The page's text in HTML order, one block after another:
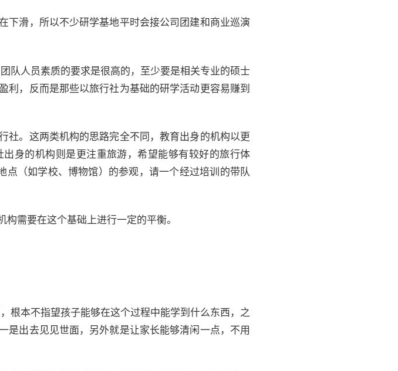
下滑，所以不少研学基地平时会接公司团建和商业巡演
队人员素质的要求是很高的，至少要是相关专业的硕士
，反而是那些以旅行社为基础的研学活动更容易赚到
社。这两类机构的思路完全不同，教育出身的机构以更
身的机构则是更注重旅游，希望能够有较好的旅行体
（如学校、博物馆）的参观，请一个经过培训的带队
需要在这个基础上进行一定的平衡。
根本不指望孩子能够在这个过程中能学到什么东西，之
是出去见见世面，另外就是让家长能够清闲一点，不用